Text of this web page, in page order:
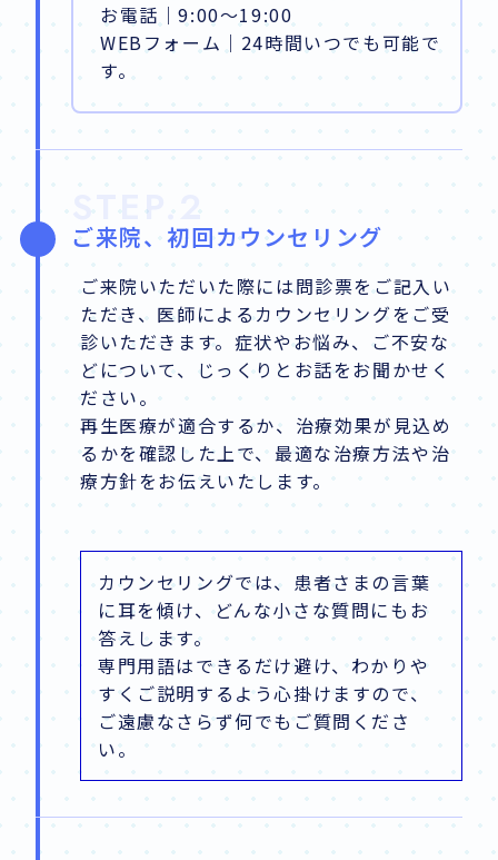
お電話｜9:00～19:00
WEBフォーム｜24時間いつでも可能で
す。
STEP.2
ご来院、初回カウンセリング
ご来院いただいた際には問診票をご記入い
ただき、医師によるカウンセリングをご受
診いただきます。症状やお悩み、ご不安な
どについて、じっくりとお話をお聞かせく
ださい。
再生医療が適合するか、治療効果が見込め
るかを確認した上で、最適な治療方法や治
療方針をお伝えいたします。
カウンセリングでは、患者さまの言葉
に耳を傾け、どんな小さな質問にもお
答えします。
専門用語はできるだけ避け、わかりや
すくご説明するよう心掛けますので、
ご遠慮なさらず何でもご質問くださ
い。